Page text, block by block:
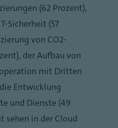
(62 Prozent),
Sicherheit (57
von CO2-
der Aufbau von
mit Dritten
Entwicklung
und Dienste (49
sehen in der Cloud